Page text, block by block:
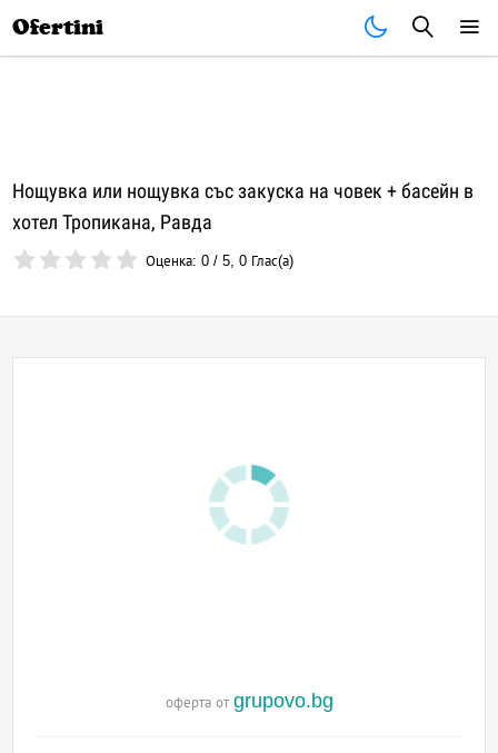
Ofertini
Нощувка или нощувка със закуска на човек + басейн в
хотел Тропикана, Равда
Оценка:0 /5,0 Глас(а)
оферта от grupovo.bg